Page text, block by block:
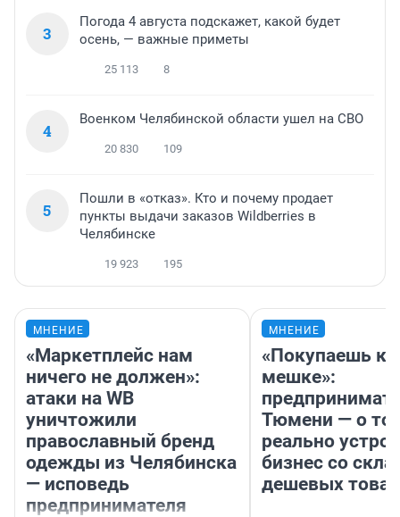
3
Погода 4 августа подскажет, какой будет
осень, — важные приметы
25 113 8
4
Военком Челябинской области ушел на СВО
20 830 109
5
Пошли в «отказ». Кто и почему продает
пункты выдачи заказов Wildberries в
Челябинске
19 923 195
МНЕНИЕ
«Маркетплейс нам
ничего не должен»:
атаки на WB
уничтожили
православный бренд
одежды из Челябинска
— исповедь
предпринимателя
МНЕНИЕ
«Покупаешь
мешке»:
Тюмени — о
реально
бизнес со
дешевых